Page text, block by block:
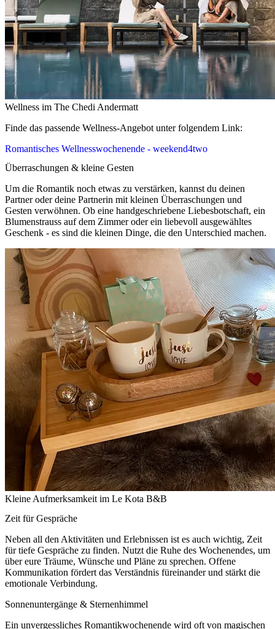
Wellness im The Chedi Andermatt
Finde das passende Wellness-Angebot unter folgendem Link:
Romantisches Wellnesswochenende - weekend4two
Überraschungen & kleine Gesten
Um die Romantik noch etwas zu verstärken, kannst du deinen
Partner oder deine Partnerin mit kleinen Überraschungen und
Gesten verwöhnen. Ob eine handgeschriebene Liebesbotschaft, ein
Blumenstrauss auf dem Zimmer oder ein liebevoll ausgewähltes
Geschenk - es sind die kleinen Dinge, die den Unterschied machen.
Kleine Aufmerksamkeit im Le Kota B&B
Zeit für Gespräche
Neben all den Aktivitäten und Erlebnissen ist es auch wichtig, Zeit
für tiefe Gespräche zu finden. Nutzt die Ruhe des Wochenendes, um
über eure Träume, Wünsche und Pläne zu sprechen. Offene
Kommunikation fördert das Verständnis füreinander und stärkt die
emotionale Verbindung.
Sonnenuntergänge & Sternenhimmel
Ein unvergessliches Romantikwochenende wird oft von magischen